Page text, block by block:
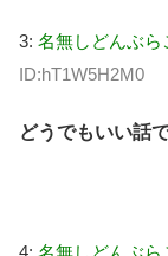
3: 名無しどんぶら
ID:hT1W5H2M0
どうでもいい話
4: 名無しどんぶら